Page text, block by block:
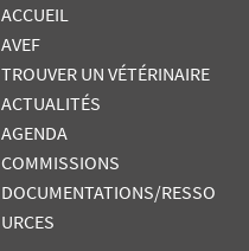
ACCUEIL
AVEF
TROUVER UN VÉTÉRINAIRE
ACTUALITÉS
AGENDA
COMMISSIONS
DOCUMENTATIONS/RESSO
URCES